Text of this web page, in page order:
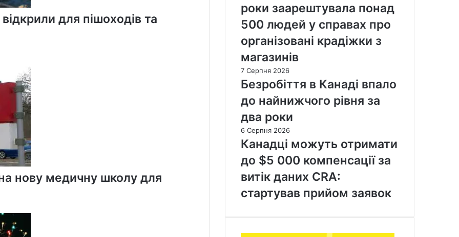
для пішоходів та
нову медичну школу для
роки заарештувала понад
500 людей у справах про
організовані крадіжки з
магазинів
7 Серпня 2026
Безробіття в Канаді впало
до найнижчого рівня за
два роки
6 Серпня 2026
Канадці можуть отримати
до $5 000 компенсації за
витік даних CRA:
стартував прийом заявок